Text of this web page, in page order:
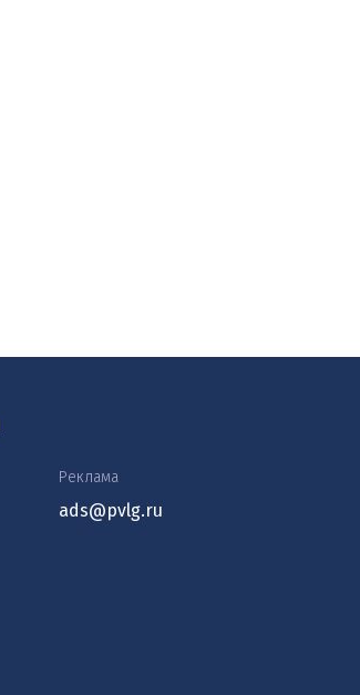
Реклама
ads@pvlg.ru